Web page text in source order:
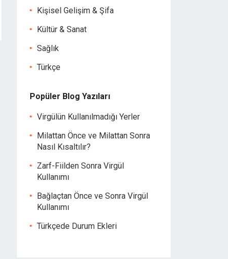
Kişisel Gelişim & Şifa
Kültür & Sanat
Sağlık
Türkçe
Popüler Blog Yazıları
Virgülün Kullanılmadığı Yerler
Milattan Önce ve Milattan Sonra
Nasıl Kısaltılır?
Zarf-Fiilden Sonra Virgül
Kullanımı
Bağlaçtan Önce ve Sonra Virgül
Kullanımı
Türkçede Durum Ekleri